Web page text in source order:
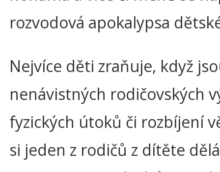
rozvodová apokalypsa
Nejvíce děti zraňuje, když
nenávistných rodičovských
fyzických útoků či rozbíjení
si jeden z rodičů z dítěte